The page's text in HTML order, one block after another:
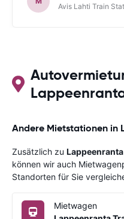
Avis Lahti Train
Andere Mietstationen in
Zusätzlich zu
können wir auch
Standorten für Sie
Mietwagen